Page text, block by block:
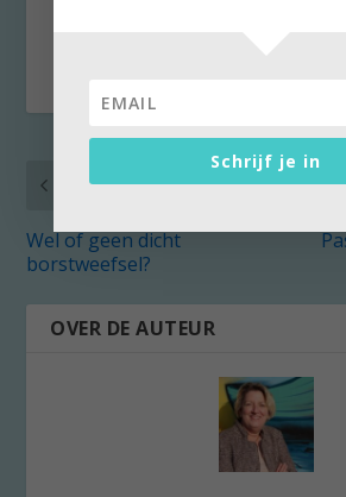
VORIG
Wel of geen dicht
borstweefsel?
OVER DE AUTEUR
Schrijf je in